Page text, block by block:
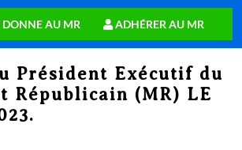
DONNE AU MR ADHÉRER AU MR
Président Exécutif du
Républicain (MR) LE